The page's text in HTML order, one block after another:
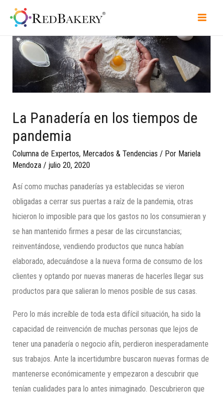
La Panadería en los tiempos de
pandemia
Columna de Expertos, Mercados & Tendencias / Por Mariela
Mendoza / julio 20, 2020
Así como muchas panaderías ya establecidas se vieron
obligadas a cerrar sus puertas a raíz de la pandemia, otras
hicieron lo imposible para que los gastos no los consumieran y
se han mantenido firmes a pesar de las circunstancias;
reinventándose, vendiendo productos que nunca habían
elaborado, adecuándose a la nueva forma de consumo de los
clientes y optando por nuevas maneras de hacerles llegar sus
productos para que salieran lo menos posible de sus casas.
Pero lo más increíble de toda esta difícil situación, ha sido la
capacidad de reinvención de muchas personas que lejos de
tener una panadería o negocio afín, perdieron inesperadamente
sus trabajos. Ante la incertidumbre buscaron nuevas formas de
mantenerse económicamente y empezaron a descubrir que
tenían cualidades para lo antes inimaginado. Descubrieron que